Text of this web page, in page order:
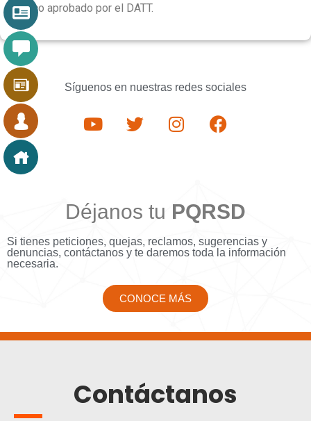
tráfico aprobado por el DATT.
Síguenos en nuestras redes sociales
Déjanos tu PQRSD
Si tienes peticiones, quejas, reclamos, sugerencias y
denuncias, contáctanos y te daremos toda la información
necesaria.
CONOCE MÁS
Contáctanos